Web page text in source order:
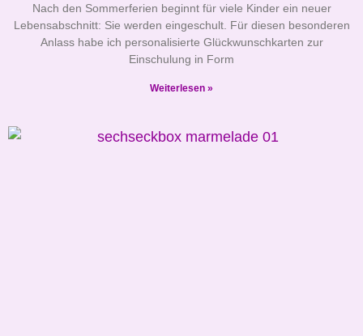
Nach den Sommerferien beginnt für viele Kinder ein neuer
Lebensabschnitt: Sie werden eingeschult. Für diesen besonderen
Anlass habe ich personalisierte Glückwunschkarten zur
Einschulung in Form
Weiterlesen »